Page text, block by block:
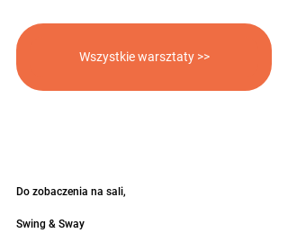
Wszystkie warsztaty >>
Do zobaczenia na sali,
Swing & Sway